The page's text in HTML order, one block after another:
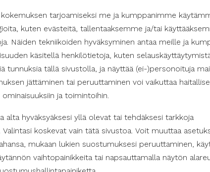
kokemuksen tarjoamiseksi me ja kumppanimme
kuten evästeitä, tallentaaksemme ja/tai
Näiden tekniikoiden hyväksyminen antaa meille ja
käsitellä henkilötietoja, kuten
tunnuksia tällä sivustolla, ja näyttää (ei-)personoituja
jättäminen tai peruuttaminen voi vaikuttaa
ja toimintoihin.
alta hyväksyäksesi yllä olevat tai tehdäksesi tarkkoja
Valintasi koskevat vain tätä sivustoa. Voit muuttaa
mukaan lukien suostumuksesi peruuttaminen,
vaihtopainikkeita tai napsauttamalla näytön
apukäsi arjen askareissa, vaan myös tärkeä tuki ja
myös osallistumaan sosiaaliseen elämään ja
voit varmistaa, että yhteistyönne perustuu
rakentamisen.
alueella
avustajien tarjonta on monipuolista ja kattavaa.
Avustajapalvelut. Tarjoamme räätälöityjä
kyse sitten arjen askareista, liikkumisavusta tai